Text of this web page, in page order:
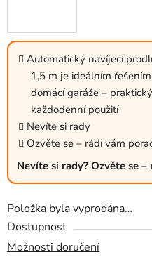
Automatický navíjecí
1,5 m je ideálním
domácí garáže –
každodenní použití
Nevíte si rady
Ozvěte se – rádi vám
Nevíte si rady? Ozvěte se
Položka byla vyprodána…
Dostupnost
Možnosti doručení